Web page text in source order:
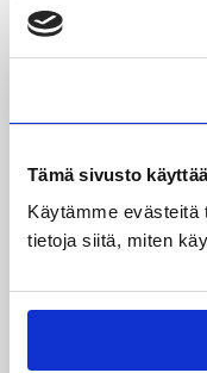
Tämä sivusto
Käytämme evästeitä
tietoja siitä, miten